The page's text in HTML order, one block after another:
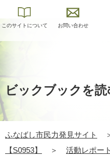
このサイトについて お問い合わせ
ビックブックを読
ふなばし市民力発見サイト
【S0953】
＞ 活動レポート